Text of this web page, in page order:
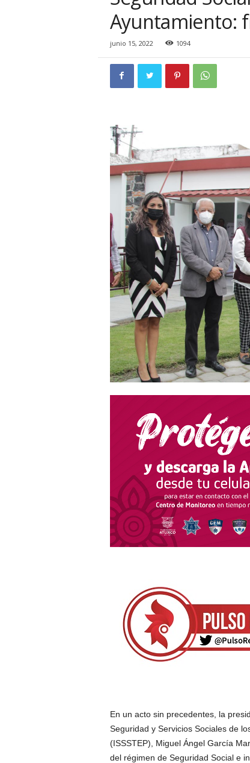
Ayuntamiento:
junio 15, 2022 1094
En un acto sin precedentes, la
Seguridad y Servicios Sociales de
(ISSSTEP), Miguel Ángel García
del régimen de Seguridad Social e